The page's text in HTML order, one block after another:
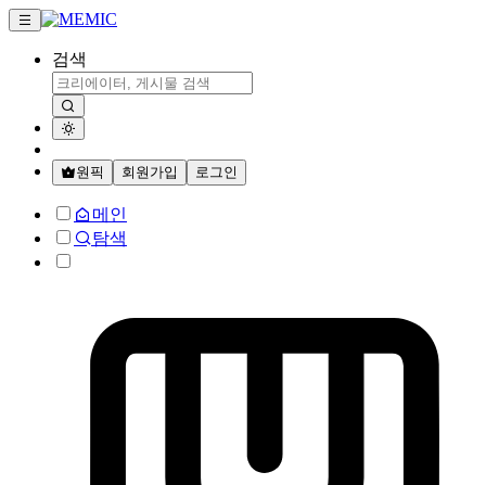
검색
원픽 회원가입 로그인
메인
탐색